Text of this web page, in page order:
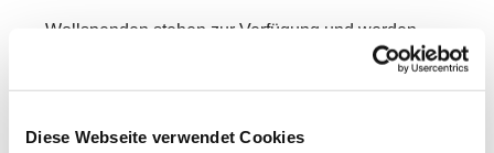
Diese Webseite verwendet Cookies
Wollspenden stehen zur Verfügung und werden
auch gerne angenommen. Die Teilnahme ist
Einfach vorbeikommen und mitmachen – wir freuen